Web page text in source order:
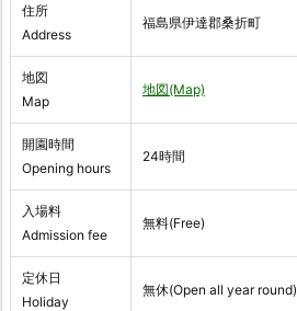
住所
Address
福島県伊達郡桑折町
地図
Map
地図(Map)
開園時間
Opening hours
24時間
入場料
Admission fee
無料(Free)
定休日
Holiday
無休(Open all year round)